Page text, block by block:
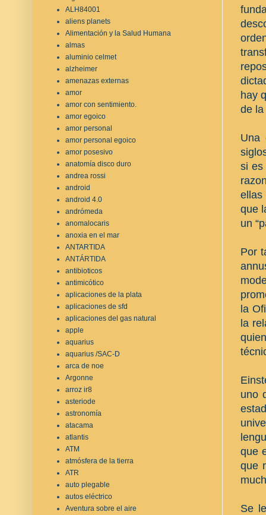
hay
de
Una
si es
ellas
que
un
Por
la
la
uno
que
que
Se
ALH84001
aliens planets
Alimentación y la Salud Humana
almas
aluminio celmet
alzheimer
amenazas externas
amor
amor con sentimiento.
amor egoico
amor personal
amor personal egoico
amor posesivo
anatomía disco duro
andrea rossi
android
android 4.0
andrómeda
anomalocaris
anoxia en el mar
ANTARTIDA
ANTÁRTIDA
antibioticos
antimicótico
aplicaciones de la plata
aplicaciones de sfd
aplicaciones del gas natural
apple
aquarius
aquarius /SAC-D
arca de noe
Argonne
arroz ir8
asteriode
astronomía
atacama
atlantis
ATM
atmósfera de la tierra
ATR
auto plegable
autos eléctrico
Aventura sobre el aire